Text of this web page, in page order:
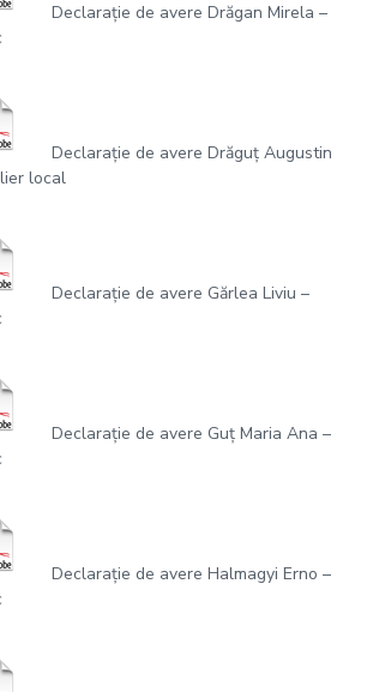
Declarație de avere Drăgan Mirela –
Declarație de avere Drăguț Augustin
local
Declarație de avere Gărlea Liviu –
Declarație de avere Guț Maria Ana –
Declarație de avere Halmagyi Erno –